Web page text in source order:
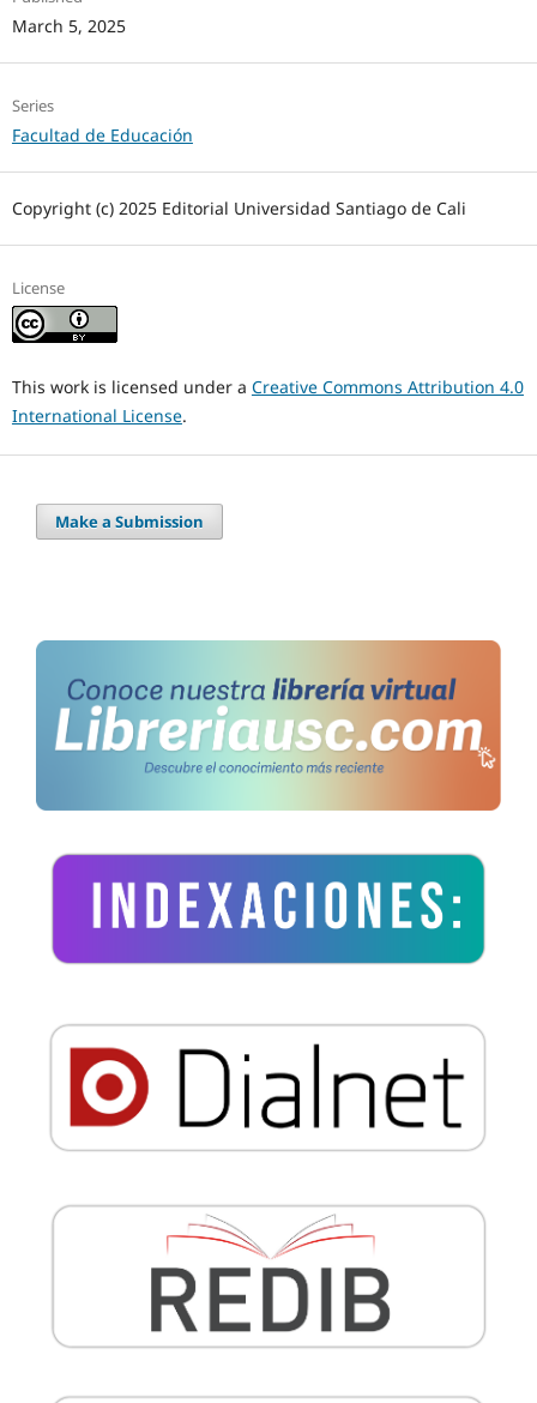
March 5, 2025
Series
Facultad de Educación
Copyright (c) 2025 Editorial Universidad Santiago de Cali
License
This work is licensed under a Creative Commons Attribution 4.0
International License.
Make a Submission